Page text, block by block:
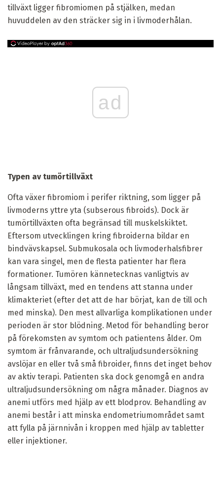
tillväxt ligger fibromiomen på stjälken, medan
huvuddelen av den sträcker sig in i livmoderhålan.
ad
Typen av tumörtillväxt
Ofta växer fibromiom i perifer riktning, som ligger på
livmoderns yttre yta (subserous fibroids). Dock är
tumörtillväxten ofta begränsad till muskelskiktet.
Eftersom utvecklingen kring fibroiderna bildar en
bindvävskapsel. Submukosala och livmoderhalsfibrer
kan vara singel, men de flesta patienter har flera
formationer. Tumören kännetecknas vanligtvis av
långsam tillväxt, med en tendens att stanna under
klimakteriet (efter det att de har börjat, kan de till och
med minska). Den mest allvarliga komplikationen under
perioden är stor blödning. Metod för behandling beror
på förekomsten av symtom och patientens ålder. Om
symtom är frånvarande, och ultraljudsundersökning
avslöjar en eller två små fibroider, finns det inget behov
av aktiv terapi. Patienten ska dock genomgå en andra
ultraljudsundersökning om några månader. Diagnos av
anemi utförs med hjälp av ett blodprov. Behandling av
anemi består i att minska endometriumområdet samt
att fylla på järnnivån i kroppen med hjälp av tabletter
eller injektioner.